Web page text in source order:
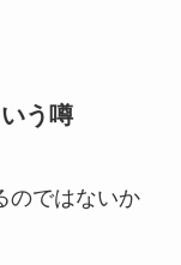
う噂
のではないか